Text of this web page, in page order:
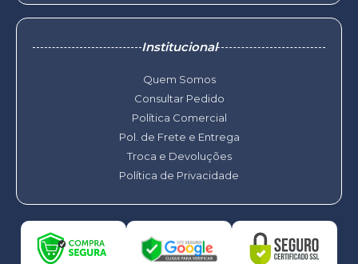
Institucional
Quem Somos
Consultar Pedido
Política Comercial
Pol. de Frete e Entrega
Troca e Devoluções
Política de Privacidade